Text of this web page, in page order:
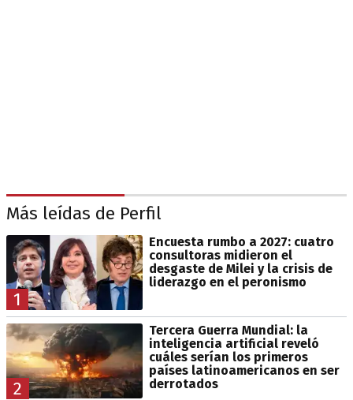
Más leídas de Perfil
1
Encuesta rumbo a 2027: cuatro
consultoras midieron el
desgaste de Milei y la crisis de
liderazgo en el peronismo
2
Tercera Guerra Mundial: la
inteligencia artificial reveló
cuáles serían los primeros
países latinoamericanos en ser
derrotados